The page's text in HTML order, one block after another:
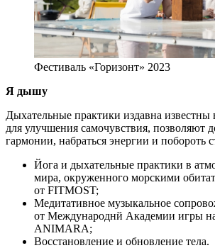
Фестиваль «Горизонт» 2023
Я дышу
Дыхательные практики издавна известны
для улучшения самочувствия, позволяют
гармонии, набраться энергии и побороть
Йога и дыхательные практики в
мира, окруженного морскими
от FITMOST;
Медитативное музыкальное
от Международнй Академии игры
ANIMARA;
Восстановление и обновление тела.